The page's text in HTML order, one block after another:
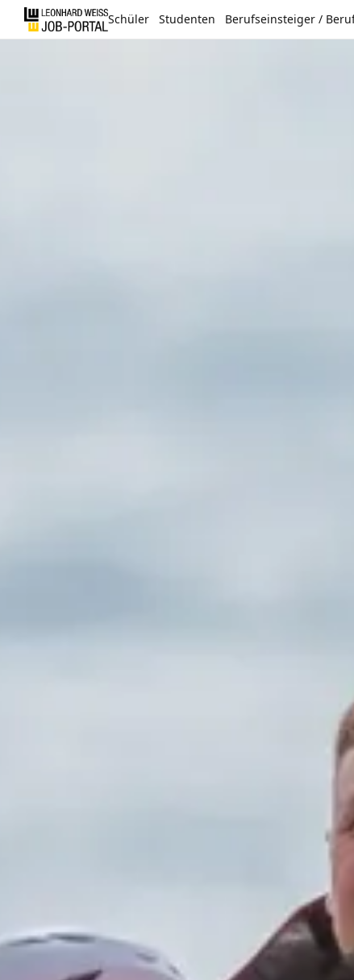
Schüler Studenten Berufseinsteiger /